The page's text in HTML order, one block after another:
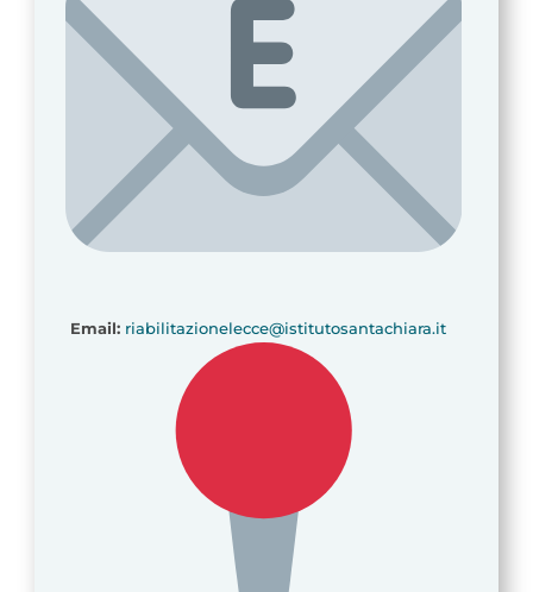
Email: riabilitazionelecce@istitutosantachiara.it